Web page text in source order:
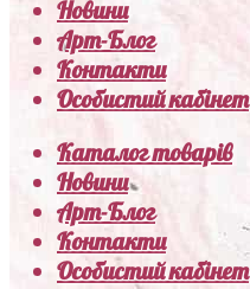
Новини
Арт-Блог
Контакти
Особистий кабінет
Каталог товарів
Новини
Арт-Блог
Контакти
Особистий кабінет